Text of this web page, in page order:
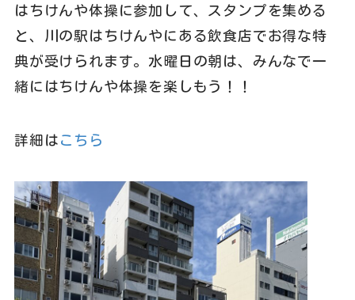
はちけんや体操に参加して、スタンプを集める
と、川の駅はちけんやにある飲食店でお得な特
典が受けられます。水曜日の朝は、みんなで一
緒にはちけんや体操を楽しもう！！
詳細は こちら